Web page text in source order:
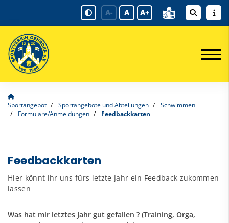
A- A A+
Sportangebot Sportangebote und Abteilungen
Schwimmen
Formulare/Anmeldungen
Feedbackkarten
Feedbackkarten
Hier könnt ihr uns fürs letzte Jahr ein Feedback zukommen
lassen
Was hat mir letztes Jahr gut gefallen ? (Training, Orga,